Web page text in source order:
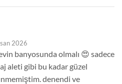
2026
banyosunda olmalı 😍 sadece
aleti gibi bu kadar güzel
denendi ve